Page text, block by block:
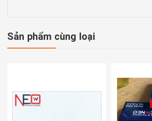
Sản phẩm cùng loại